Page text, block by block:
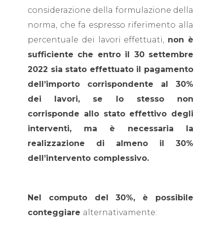
considerazione della formulazione della
norma, che fa espresso riferimento alla
percentuale dei lavori effettuati, non è
sufficiente che entro il 30 settembre
2022 sia stato effettuato il pagamento
dell’importo corrispondente al 30%
dei lavori, se lo stesso non
corrisponde allo stato effettivo degli
interventi,
ma è necessaria la
realizzazione di almeno il 30%
dell’intervento complessivo.
Nel computo del 30%, è possibile
conteggiare alternativamente: